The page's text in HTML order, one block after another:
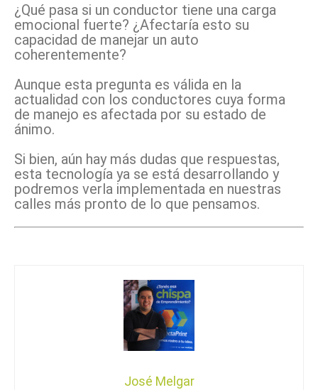
¿Qué pasa si un conductor tiene una carga
emocional fuerte? ¿Afectaría esto su
capacidad de manejar un auto
coherentemente?
Aunque esta pregunta es válida en la
actualidad con los conductores cuya forma
de manejo es afectada por su estado de
ánimo.
Si bien, aún hay más dudas que respuestas,
esta tecnología ya se está desarrollando y
podremos verla implementada en nuestras
calles más pronto de lo que pensamos.
José Melgar